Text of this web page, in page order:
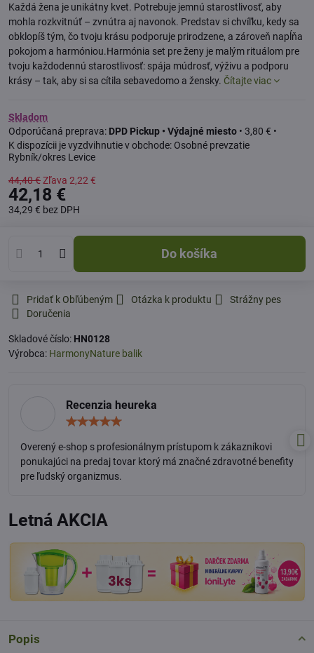
Každá žena je unikátny kvet. Potrebuje jemnú starostlivosť, aby
mohla rozkvitnúť – zvnútra aj navonok. Predstav si chvíľku, kedy sa
obklopíš tým, čo tvoju krásu podporuje prirodzene, a zároveň napĺňa
pokojom a harmóniou.Harmónia set pre ženy je malým rituálom pre
tvoju každodennú starostlivosť: spája múdrosť, výživu a podporu
krásy – tak, aby si sa cítila sebavedomo a žensky. Čítajte viac
Skladom
DPD Pickup • Výdajné miesto • 3,80 € •
Osobné prevzatie
Rybník/okres Levice
44,40 €Zľava 2,22 €
42,18 €
34,29 € bez DPH
Do košíka
Pridať k Obľúbeným Otázka k produktu
Strážny pes
Doručenia
Skladové číslo: HN0128
Výrobca: HarmonyNature balik
Recenzia heureka
5
Overený e-shop s profesionálnym prístupom k zákazníkovi
ponukajúci na predaj tovar ktorý má značné zdravotné benefity
pre ľudský organizmus.
Letná AKCIA
Popis